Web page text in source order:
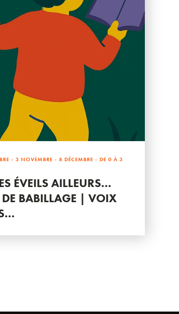
-3 NOVEMBRE -8 DÉCEMBRE - DE 0 À 3
ÉVEILS AILLEURS…
DE BABILLAGE | VOIX